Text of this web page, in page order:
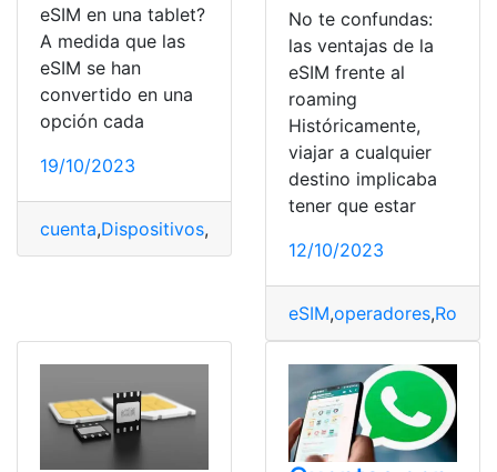
eSIM en una tablet?
A medida que las
eSIM se han
convertido en una
opción cada
19/10/2023
cuenta,Dispositivos,
No te confundas:
las ventajas de la
eSIM frente al
roaming
Históricamente,
viajar a cualquier
destino implicaba
tener que estar
12/10/2023
eSIM,operadores,